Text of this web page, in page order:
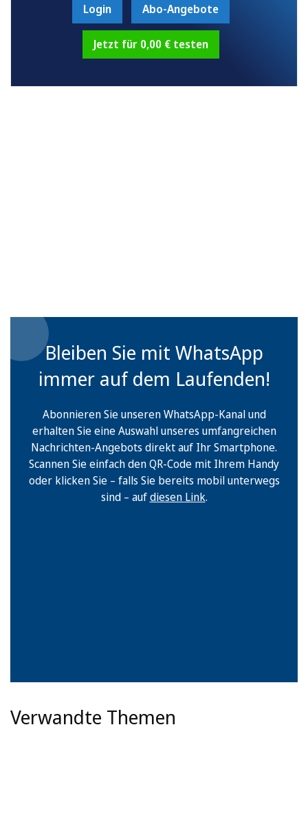
Login Abo-Angebote
Jetzt für 0,00 € testen
Bleiben Sie mit WhatsApp
immer auf dem Laufenden!
Abonnieren Sie unseren WhatsApp-Kanal und
erhalten Sie eine Auswahl unseres umfangreichen
Nachrichten-Angebots direkt auf Ihr Smartphone.
Scannen Sie einfach den QR-Code mit Ihrem Handy
oder klicken Sie – falls Sie bereits mobil unterwegs
sind – aufdiesen Link.
Verwandte Themen